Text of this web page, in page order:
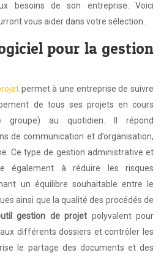
besoins de son entreprise. Voici
vous aider dans votre sélection.
pour la gestion
permet à une entreprise de suivre
de tous ses projets en cours
groupe) au quotidien. Il répond
de communication et d’organisation,
Ce type de gestion administrative et
également à réduire les risques
un équilibre souhaitable entre le
ainsi que la qualité des procédés de
gestion de projet polyvalent pour
différents dossiers et contrôler les
le partage des documents et des